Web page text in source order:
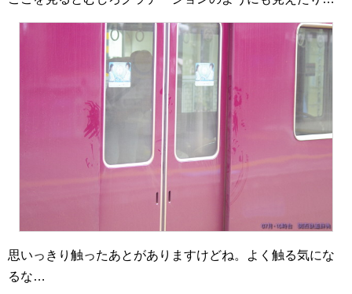
思いっきり触ったあとがありますけどね。よく触る気にな
るな…